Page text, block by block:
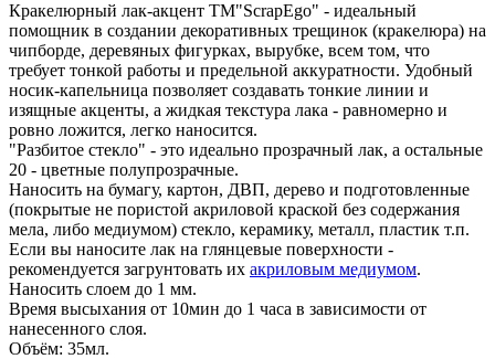
Кракелюрный лак-акцент TM"ScrapEgo" - идеальный
помощник в создании декоративных трещинок (кракелюра) на
чипборде, деревяных фигурках, вырубке, всем том, что
требует тонкой работы и предельной аккуратности. Удобный
носик-капельница позволяет создавать тонкие линии и
изящные акценты, а жидкая текстура лака - равномерно и
ровно ложится, легко наносится.
"Разбитое стекло" - это идеально прозрачный лак, а остальные
20 - цветные полупрозрачные.
Наносить на бумагу, картон, ДВП, дерево и подготовленные
(покрытые не пористой акриловой краской без содержания
мела, либо медиумом) стекло, керамику, металл, пластик т.п.
Если вы наносите лак на глянцевые поверхности -
рекомендуется загрунтовать их акриловым медиумом.
Наносить слоем до 1 мм.
Время высыхания от 10мин до 1 часа в зависимости от
нанесенного слоя.
Объём: 35мл.